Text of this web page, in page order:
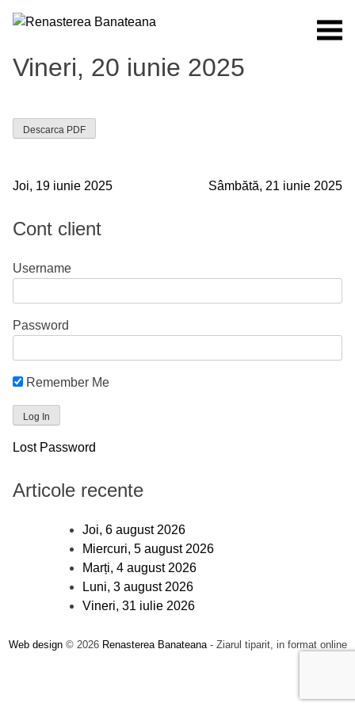
Vineri, 20 iunie 2025
Descarca PDF
Navigare
în
Joi, 19 iunie 2025 Sâmbătă, 21 iunie 2025
Cont client
Username
Password
Remember Me
Lost Password
Articole recente
Joi, 6 august 2026
Miercuri, 5 august 2026
Marți, 4 august 2026
Luni, 3 august 2026
Vineri, 31 iulie 2026
Web design© 2026 Renasterea Banateana- Ziarul tiparit, in format online